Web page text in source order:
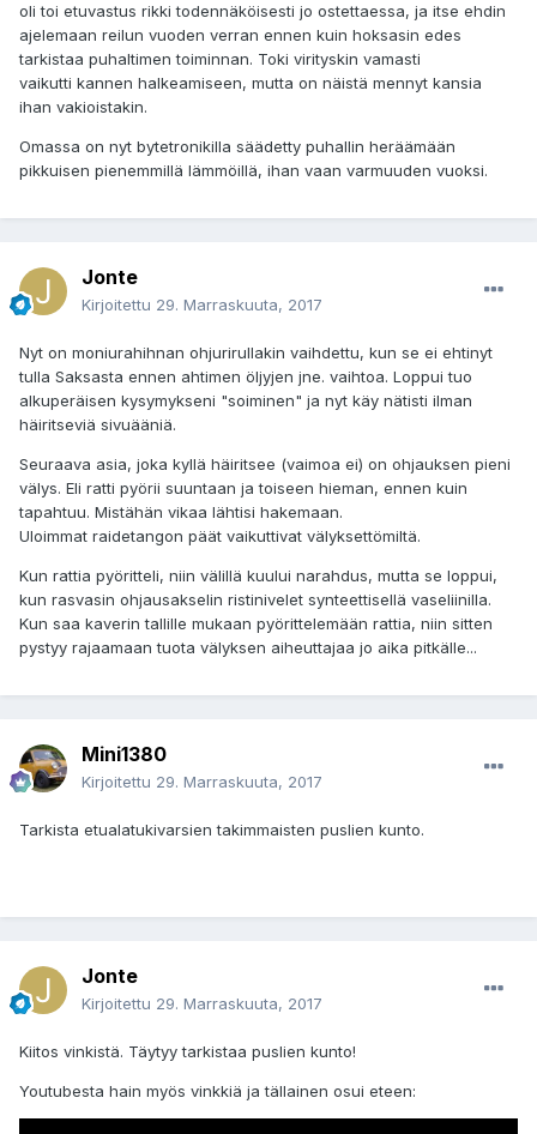
oli toi etuvastus rikki todennäköisesti jo ostettaessa, ja itse ehdin
ajelemaan reilun vuoden verran ennen kuin hoksasin edes
tarkistaa puhaltimen toiminnan. Toki virityskin vamasti
vaikutti kannen halkeamiseen, mutta on näistä mennyt kansia
ihan vakioistakin.
Omassa on nyt bytetronikilla säädetty puhallin heräämään
pikkuisen pienemmillä lämmöillä, ihan vaan varmuuden vuoksi.
Jonte
Kirjoitettu 29. Marraskuuta, 2017
Nyt on moniurahihnan ohjurirullakin vaihdettu, kun se ei ehtinyt
tulla Saksasta ennen ahtimen öljyjen jne. vaihtoa. Loppui tuo
alkuperäisen kysymykseni "soiminen" ja nyt käy nätisti ilman
häiritseviä sivuääniä.
Seuraava asia, joka kyllä häiritsee (vaimoa ei) on ohjauksen pieni
välys. Eli ratti pyörii suuntaan ja toiseen hieman, ennen kuin
tapahtuu. Mistähän vikaa lähtisi hakemaan.
Uloimmat raidetangon päät vaikuttivat välyksettömiltä.
Kun rattia pyöritteli, niin välillä kuului narahdus, mutta se loppui,
kun rasvasin ohjausakselin ristinivelet synteettisellä vaseliinilla.
Kun saa kaverin tallille mukaan pyörittelemään rattia, niin sitten
pystyy rajaamaan tuota välyksen aiheuttajaa jo aika pitkälle...
Mini1380
Kirjoitettu 29. Marraskuuta, 2017
Tarkista etualatukivarsien takimmaisten puslien kunto.
Jonte
Kirjoitettu 29. Marraskuuta, 2017
Kiitos vinkistä. Täytyy tarkistaa puslien kunto!
Youtubesta hain myös vinkkiä ja tällainen osui eteen: